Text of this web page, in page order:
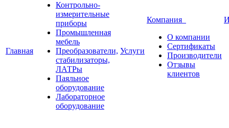
Главная
Контрольно-
измерительные
приборы
Промышленная
мебель
Преобразователи,
стабилизаторы,
ЛАТРы
Паяльное
оборудование
Лабораторное
оборудование
Услуги
Компания
О компании
Сертификаты
Производители
Отзывы
клиентов